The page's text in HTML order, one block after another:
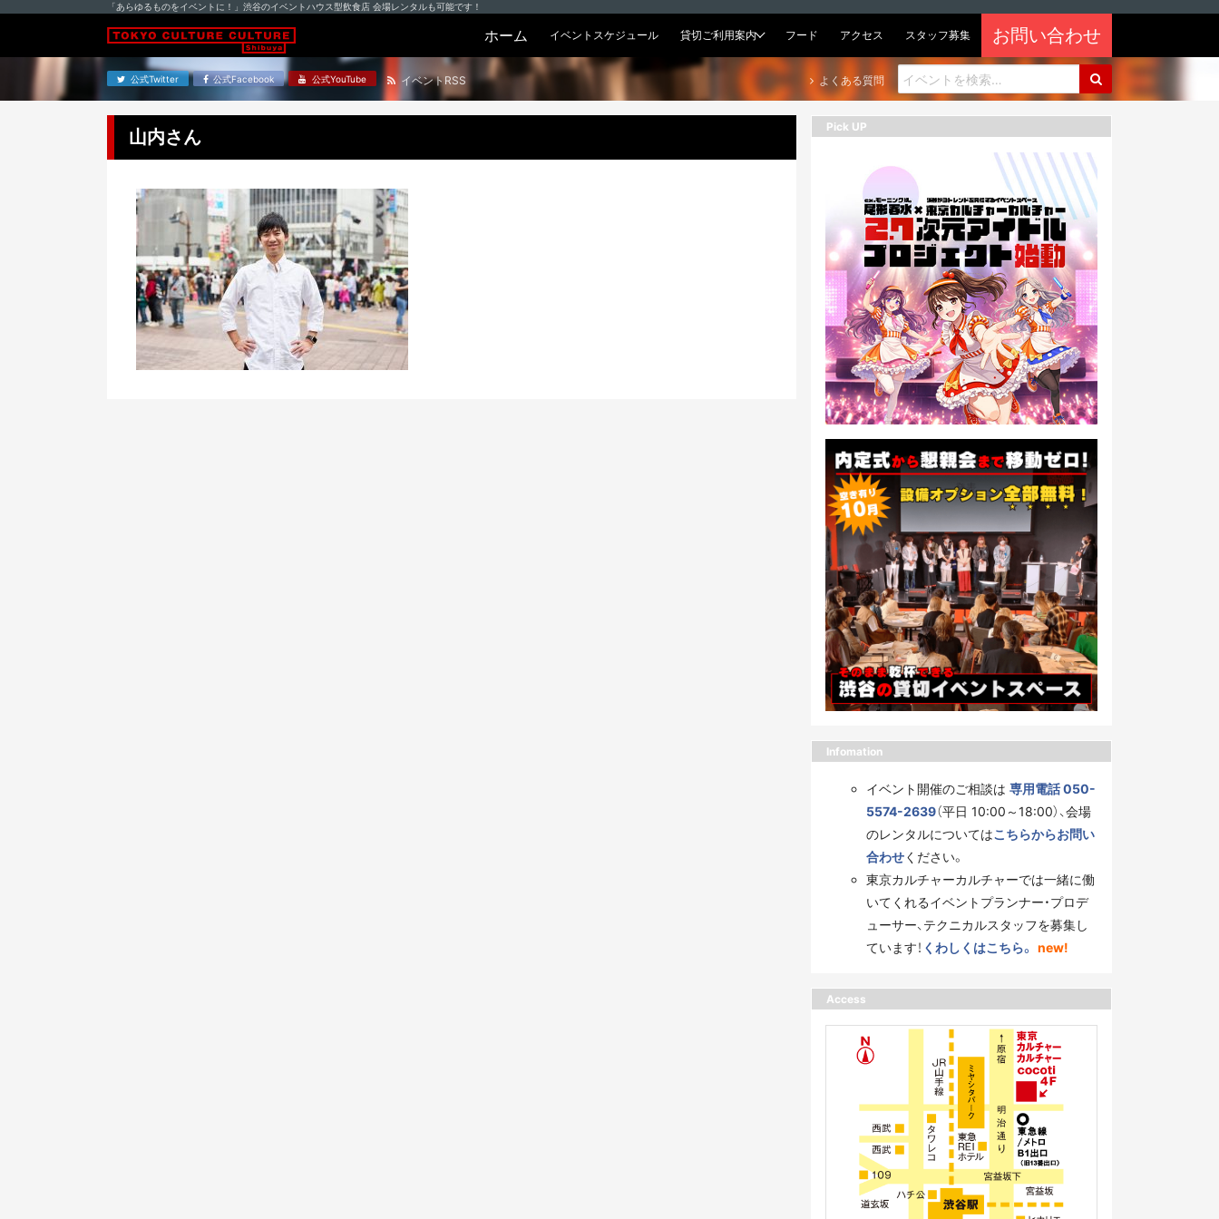
「あらゆるものをイベントに！」渋谷のイベントハウス型飲食店 会場レンタルも可能です！
ホーム イベントスケジュール 貸切ご利用案内 フード アクセス スタッフ募集 お問い合わせ
公式Twitter 公式Facebook 公式YouTube イベントRSS よくある質問
山内さん Pick UP
Infomation
イベント開催のご相談は 専用電話 050-
5574-2639（平日 10:00～18:00）、会場
のレンタルについてはこちらからお問い
合わせください。
東京カルチャーカルチャーでは一緒に働
いてくれるイベントプランナー・プロデ
ューサー、テクニカルスタッフを募集し
ています！ くわしくはこちら。 new!
Access